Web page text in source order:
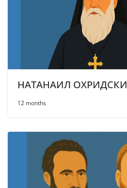
НАТАНАИЛ ОХРИДСКИ
12 months